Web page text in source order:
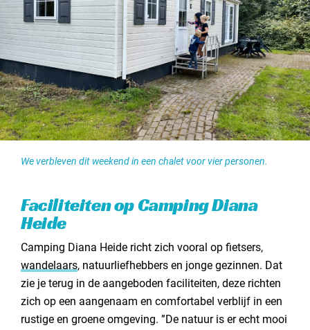
We verbleven dit weekend in een chalet voor vier personen.
Faciliteiten op Camping Diana
Heide
Camping Diana Heide richt zich vooral op fietsers,
wandelaars, natuurliefhebbers en jonge gezinnen. Dat
zie je terug in de aangeboden faciliteiten, deze richten
zich op een aangenaam en comfortabel verblijf in een
rustige en groene omgeving. ”De natuur is er echt mooi